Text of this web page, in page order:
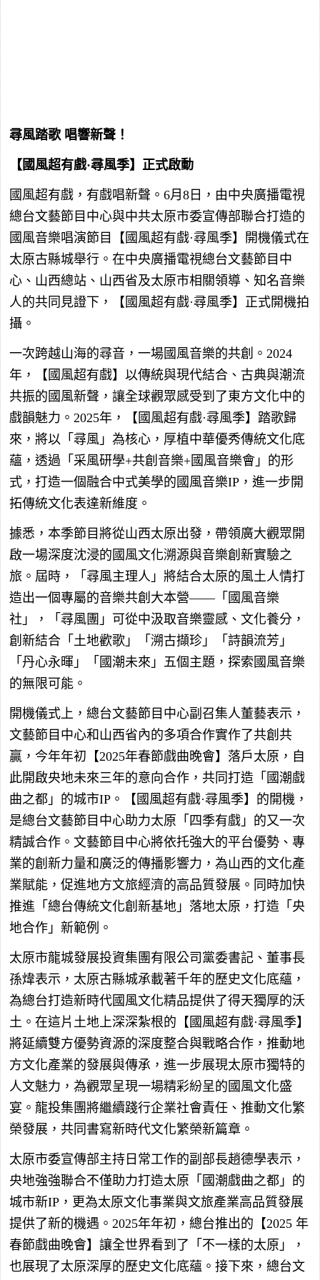
尋風踏歌 唱響新聲！
【國風超有戲·尋風季】正式啟動
國風超有戲，有戲唱新聲。6月8日，由中央廣播電視
總台文藝節目中心與中共太原市委宣傳部聯合打造的
國風音樂唱演節目【國風超有戲·尋風季】開機儀式在
太原古縣城舉行。在中央廣播電視總台文藝節目中
心、山西總站、山西省及太原市相關領導、知名音樂
人的共同見證下，【國風超有戲·尋風季】正式開機拍
攝。
一次跨越山海的尋音，一場國風音樂的共創。2024
年，【國風超有戲】以傳統與現代結合、古典與潮流
共振的國風新聲，讓全球觀眾感受到了東方文化中的
戲韻魅力。2025年，【國風超有戲·尋風季】踏歌歸
來，將以「尋風」為核心，厚植中華優秀傳統文化底
蘊，透過「采風研學+共創音樂+國風音樂會」的形
式，打造一個融合中式美學的國風音樂IP，進一步開
拓傳統文化表達新維度。
據悉，本季節目將從山西太原出發，帶領廣大觀眾開
啟一場深度沈浸的國風文化溯源與音樂創新實驗之
旅。屆時，「尋風主理人」將結合太原的風土人情打
造出一個專屬的音樂共創大本營——「國風音樂
社」，「尋風團」可從中汲取音樂靈感、文化養分，
創新結合「土地歡歌」「溯古擷珍」「詩韻流芳」
「丹心永暉」「國潮未來」五個主題，探索國風音樂
的無限可能。
開機儀式上，總台文藝節目中心副召集人董藝表示，
文藝節目中心和山西省內的多項合作實作了共創共
贏，今年年初【2025年春節戲曲晚會】落戶太原，自
此開啟央地未來三年的意向合作，共同打造「國潮戲
曲之都」的城市IP。【國風超有戲·尋風季】的開機，
是總台文藝節目中心助力太原「四季有戲」的又一次
精誠合作。文藝節目中心將依托強大的平台優勢、專
業的創新力量和廣泛的傳播影響力，為山西的文化產
業賦能，促進地方文旅經濟的高品質發展。同時加快
推進「總台傳統文化創新基地」落地太原，打造「央
地合作」新範例。
太原市龍城發展投資集團有限公司黨委書記、董事長
孫煒表示，太原古縣城承載著千年的歷史文化底蘊，
為總台打造新時代國風文化精品提供了得天獨厚的沃
土。在這片土地上深深紮根的【國風超有戲·尋風季】
將延續雙方優勢資源的深度整合與戰略合作，推動地
方文化產業的發展與傳承，進一步展現太原市獨特的
人文魅力，為觀眾呈現一場精彩紛呈的國風文化盛
宴。龍投集團將繼續踐行企業社會責任、推動文化繁
榮發展，共同書寫新時代文化繁榮新篇章。
太原市委宣傳部主持日常工作的副部長趙德學表示，
央地強強聯合不僅助力打造太原「國潮戲曲之都」的
城市新IP，更為太原文化事業與文旅產業高品質發展
提供了新的機遇。2025年年初，總台推出的【2025 年
春節戲曲晚會】讓全世界看到了「不一樣的太原」，
也展現了太原深厚的歷史文化底蘊。接下來，總台文